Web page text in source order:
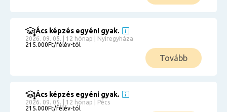
Ács képzés egyéni gyak.
2026. 09. 05. | 12 hónap | Nyíregyháza
215.000Ft/félév-tól
Tovább
Ács képzés egyéni gyak.
2026. 09. 05. | 12 hónap | Pécs
215.000Ft/félév-tól